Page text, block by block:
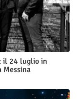
il 24 luglio in
Messina